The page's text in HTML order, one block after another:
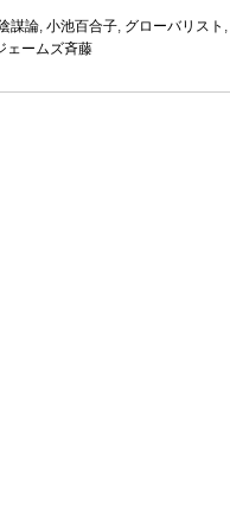
謀論, 小池百合子, グローバリスト ,
ェームズ斉藤